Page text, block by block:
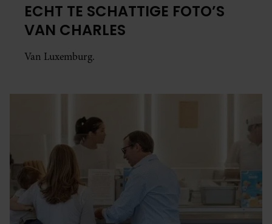
ECHT TE SCHATTIGE FOTO’S
VAN CHARLES
Van Luxemburg.